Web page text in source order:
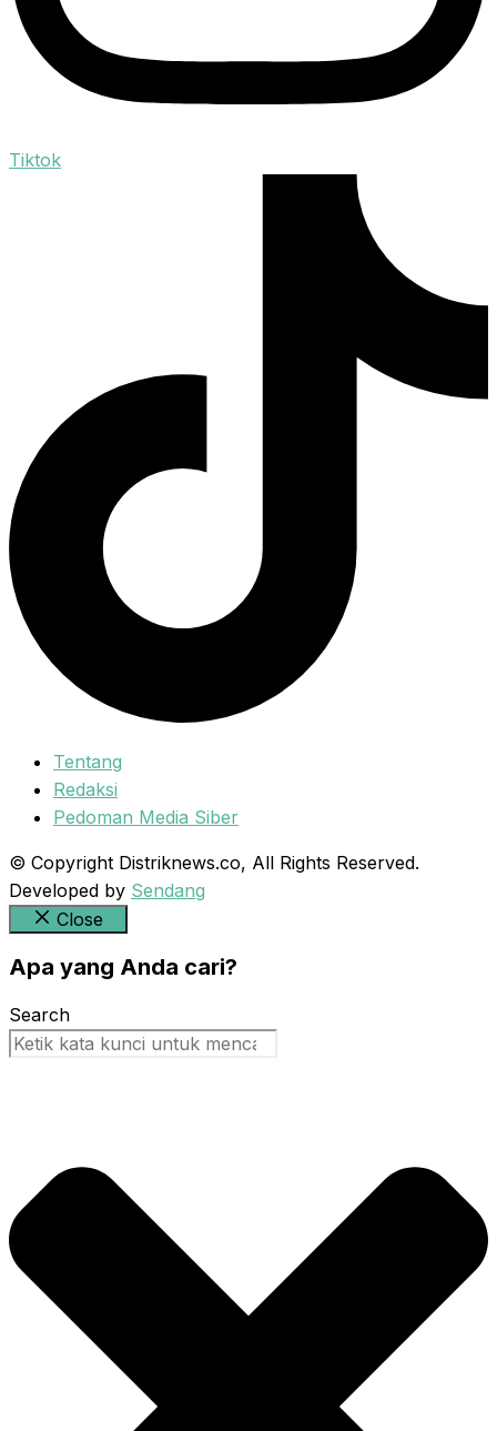
Tiktok
Tentang
Redaksi
Pedoman Media Siber
© Copyright Distriknews.co, All Rights Reserved.
Developed by Sendang
Close
Apa yang Anda cari?
Search